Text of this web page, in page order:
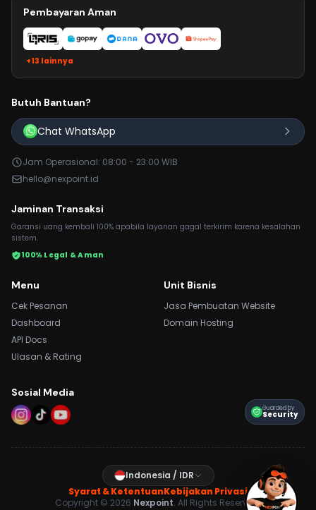
Pembayaran Aman
+13 lainnya
Butuh Bantuan?
Chat WhatsApp
Jam Operasional: 08:00 - 23:00 WIB
hello@nexpoint.id
Jaminan Transaksi
Garansi uang kembali 100% apabila layanan gagal terkirim karena kesalahan
sistem.
100% Legal & Aman
Menu
Cek Pesanan
Dashboard
API Docs
Ulasan & Rating
Unit Bisnis
Jasa Pembuatan Website
Domain Hosting
Sosial Media
Guarded by
Security
Copyright © 2026 Nexpoint. All Rights Reserved.
Syarat & KetentuanKebijakan Privasi
Indonesia / IDR